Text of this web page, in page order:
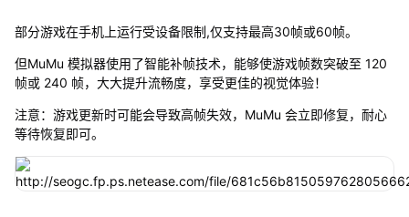
部分游戏在手机上运行受设备限制,仅支持最高30帧或60帧。
但MuMu 模拟器使用了智能补帧技术，能够使游戏帧数突破至 120
帧或 240 帧，大大提升流畅度，享受更佳的视觉体验！
注意：游戏更新时可能会导致高帧失效，MuMu 会立即修复，耐心
等待恢复即可。